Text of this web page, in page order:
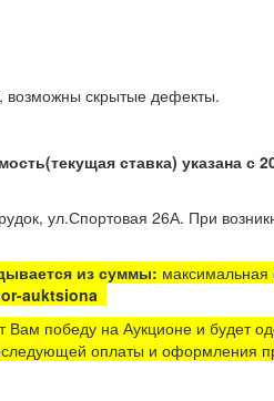
возможны скрытые дефекты.
ставка) указана с
ул.Спортовая 26А. При
из суммы: максимальная
auktsiona
Вам победу на Аукционе и будет
оплаты и оформления